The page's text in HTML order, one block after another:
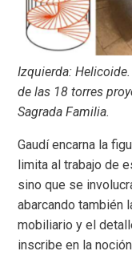
Izquierda:
de las 18 torres
Sagrada Familia.
Gaudí encarna la
limita al trabajo de
sino que se
abarcando también
mobiliario y el
inscribe en la